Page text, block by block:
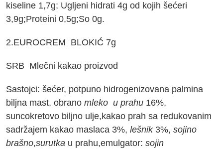
kiseline 1,7g; Ugljeni hidrati 4g od kojih šećeri
3,9g;Proteini 0,5g;So 0g.
2.EUROCREM BLOKIĆ 7g
SRB Mlečni kakao proizvod
Sastojci: šećer, potpuno hidrogenizovana palmina
biljna mast, obrano mleko u prahu 16%,
suncokretovo biljno ulje,kakao prah sa redukovanim
sadržajem kakao maslaca 3%, lešnik3%, sojino
brašno,surutka u prahu,emulgator: sojin